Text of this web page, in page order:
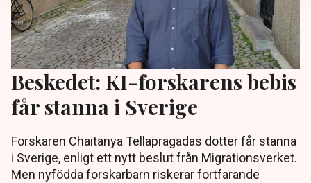
Beskedet: KI-forskarens bebis
får stanna i Sverige
Forskaren Chaitanya Tellapragadas dotter får stanna
i Sverige, enligt ett nytt beslut från Migrationsverket.
Men nyfödda forskarbarn riskerar fortfarande